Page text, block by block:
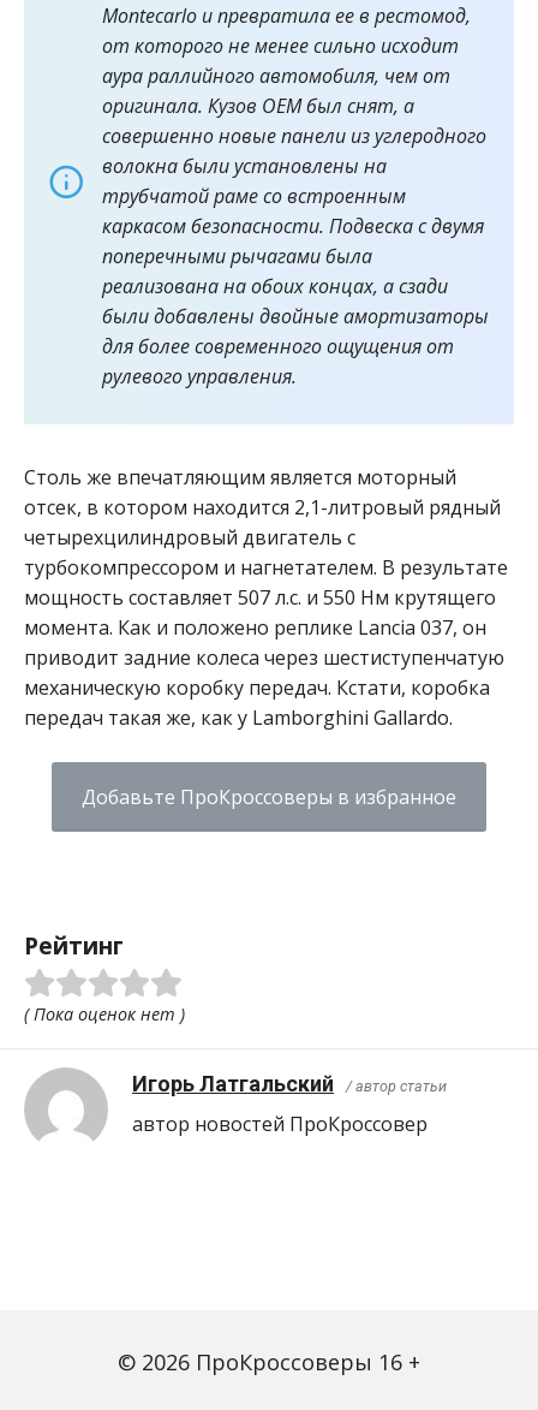
Montecarlo и превратила ее в рестомод,
от которого не менее сильно исходит
аура раллийного автомобиля, чем от
оригинала. Кузов OEM был снят, а
совершенно новые панели из углеродного
волокна были установлены на
трубчатой ​​раме со встроенным
каркасом безопасности. Подвеска с двумя
поперечными рычагами была
реализована на обоих концах, а сзади
были добавлены двойные амортизаторы
для более современного ощущения от
рулевого управления.
Столь же впечатляющим является моторный
отсек, в котором находится 2,1-литровый рядный
четырехцилиндровый двигатель с
турбокомпрессором и нагнетателем. В результате
мощность составляет 507 л.с. и 550 Нм крутящего
момента. Как и положено реплике Lancia 037, он
приводит задние колеса через шестиступенчатую
механическую коробку передач. Кстати, коробка
передач такая же, как у Lamborghini Gallardo.
Добавьте ПроКроссоверы в избранное
Рейтинг
( Пока оценок нет )
Игорь Латгальский / автор статьи
автор новостей ПроКроcсовер
© 2026 ПроКроссоверы 16 +